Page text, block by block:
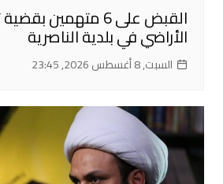
القبض على 6 متهمين
الأراضي في بلدية الناصرية
السبت, 8 أغسطس 2026, 23:45